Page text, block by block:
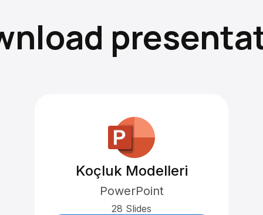
Koçluk Modelleri
PowerPoint
28 Slides